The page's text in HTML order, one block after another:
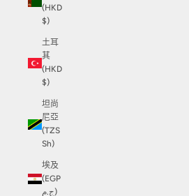
(HKD
$)
土耳
其
(HKD
$)
坦尚
尼亞
(TZS
Sh)
埃及
(EGP
ج.م)